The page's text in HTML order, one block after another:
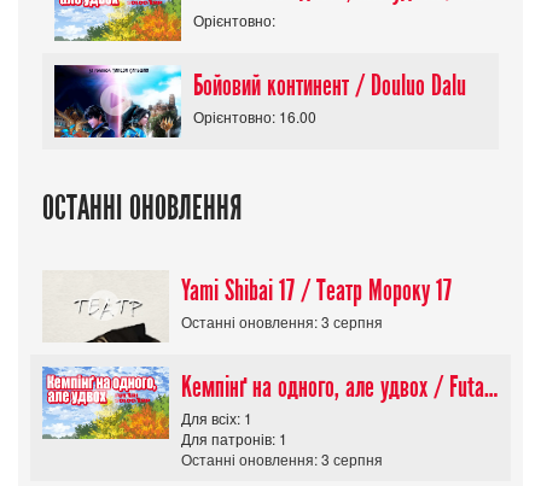
Орієнтовно:
Бойовий континент / Douluo Dalu
Орієнтовно: 16.00
ОСТАННІ ОНОВЛЕННЯ
Yami Shibai 17 / Театр Мороку 17
Останні оновлення: 3 серпня
Кемпінґ на одного, але удвох / Futari Solo Camp
Для всіх: 1
Для патронів: 1
Останні оновлення: 3 серпня